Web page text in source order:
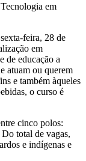
em
feira, 28 de
em
de educação a
atuam ou querem
e também àqueles
o curso é
cinco polos:
total de vagas,
e indígenas e